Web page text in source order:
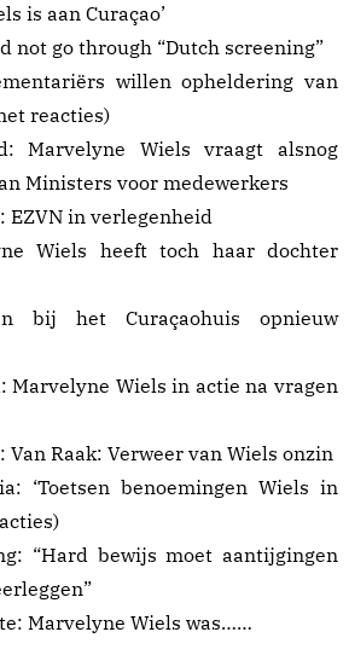
is aan Curaçao’
not go through “Dutch screening”
willen opheldering van
reacties)
Marvelyne Wiels vraagt alsnog
Ministers voor medewerkers
EZVN in verlegenheid
Wiels heeft toch haar dochter
bij het Curaçaohuis opnieuw
Marvelyne Wiels in actie na vragen
Van Raak: Verweer van Wiels onzin
‘Toetsen benoemingen Wiels in
“Hard bewijs moet aantijgingen
Marvelyne Wiels was……